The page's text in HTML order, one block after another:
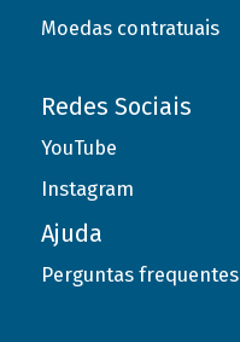
Moedas contratuais
Redes Sociais
YouTube
Instagram
Ajuda
Perguntas frequentes